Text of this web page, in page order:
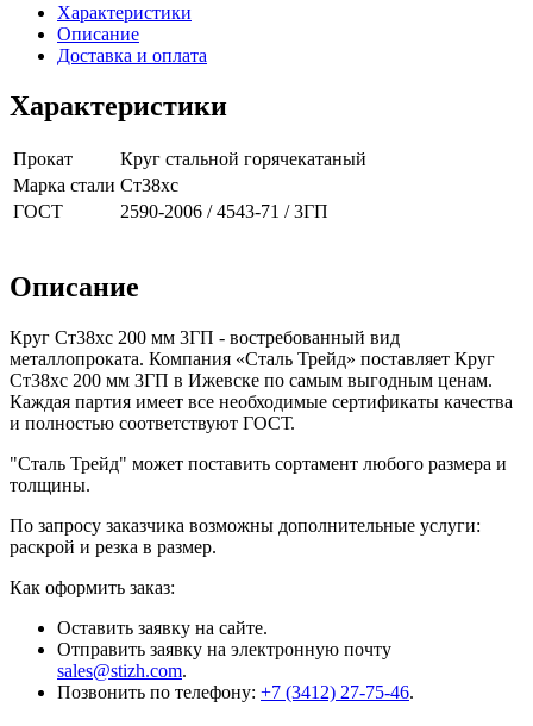
Характеристики
Описание
Доставка и оплата
Характеристики
Прокат
Круг стальной горячекатаный
Марка стали Ст38хс
ГОСТ
2590-2006 / 4543-71 / 3ГП
Описание
Круг Ст38хс 200 мм 3ГП - востребованный вид
металлопроката. Компания «Сталь Трейд» поставляет Круг
Ст38хс 200 мм 3ГП в Ижевске по самым выгодным ценам.
Каждая партия имеет все необходимые сертификаты качества
и полностью соответствуют ГОСТ.
"Сталь Трейд" может поставить сортамент любого размера и
толщины.
По запросу заказчика возможны дополнительные услуги:
раскрой и резка в размер.
Как оформить заказ:
Оставить заявку на сайте.
Отправить заявку на электронную почту
sales@stizh.com.
Позвонить по телефону: +7 (3412) 27-75-46.